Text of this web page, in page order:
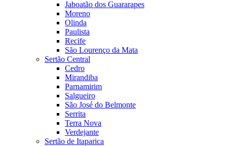
Jaboatão dos Guararapes
Moreno
Olinda
Paulista
Recife
São Lourenço da Mata
Sertão Central
Cedro
Mirandiba
Parnamirim
Salgueiro
São José do Belmonte
Serrita
Terra Nova
Verdejante
Sertão de Itaparica